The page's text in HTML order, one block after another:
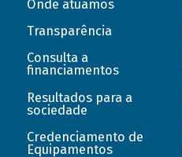
Onde atuamos
Transparência
Consulta a
financiamentos
Resultados para a
sociedade
Credenciamento de
Equipamentos